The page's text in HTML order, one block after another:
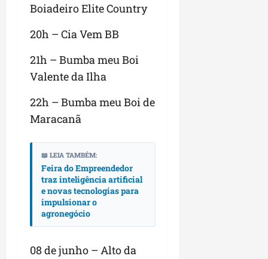
Boiadeiro Elite Country
20h – Cia Vem BB
21h – Bumba meu Boi
Valente da Ilha
22h – Bumba meu Boi de
Maracanã
📖 LEIA TAMBÉM:
Feira do Empreendedor
traz inteligência artificial
e novas tecnologias para
impulsionar o
agronegócio
08 de junho – Alto da